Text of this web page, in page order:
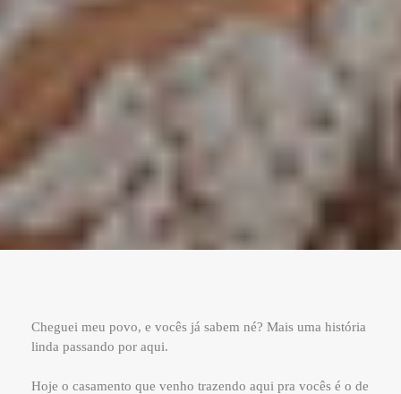
Cheguei meu povo, e vocês já sabem né? Mais uma história
linda passando por aqui.
Hoje o casamento que venho trazendo aqui pra vocês é o de